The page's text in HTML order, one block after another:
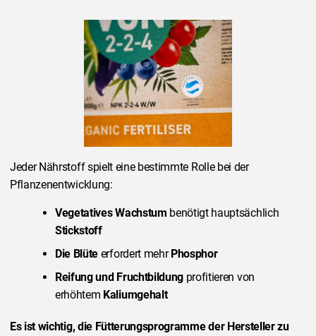
Jeder Nährstoff spielt eine bestimmte Rolle bei der
Pflanzenentwicklung:
Vegetatives Wachstum benötigt hauptsächlich
Stickstoff
Die Blüte erfordert mehrPhosphor
Reifung und Fruchtbildung profitieren von
erhöhtem Kaliumgehalt
Es ist wichtig, die Fütterungsprogramme der Hersteller zu